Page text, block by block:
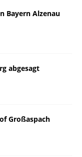
Bayern Alzenau
abgesagt
Großaspach